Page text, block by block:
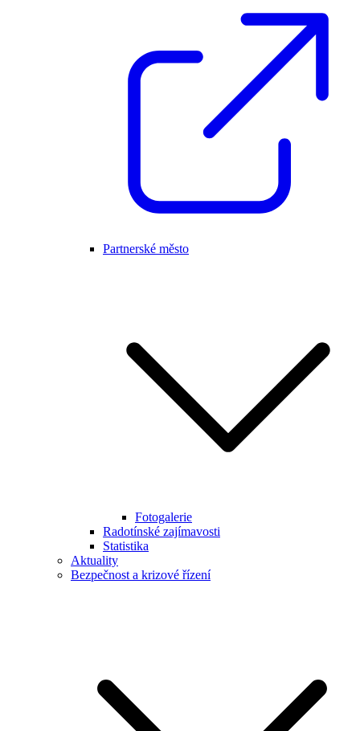
Partnerské město
Fotogalerie
Radotínské zajímavosti
Statistika
Aktuality
Bezpečnost a krizové řízení